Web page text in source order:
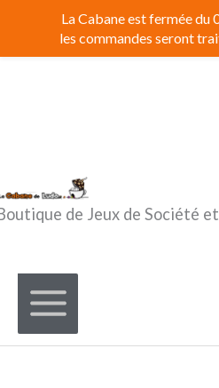
contenu
de Jeux de Société
La Cabane est fermée du
les commandes seront